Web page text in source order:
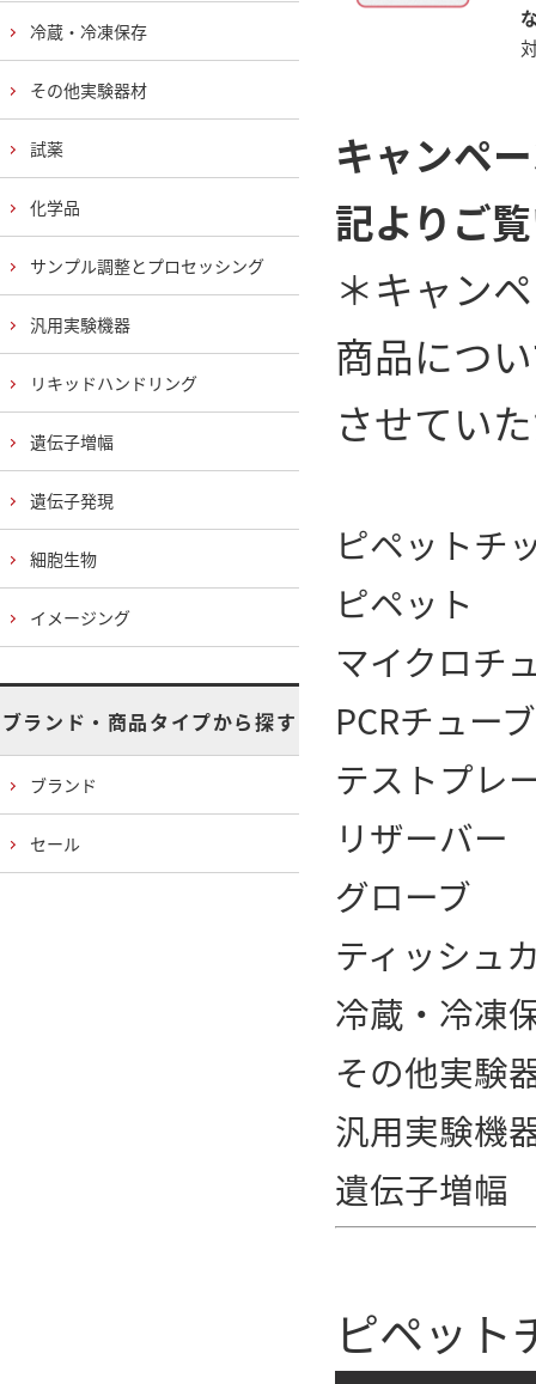
キャンペ
記よりご
＊キャン
商品につ
させてい
ピペットチ
ピペット
マイクロチ
PCRチュー
テストプレ
リザーバー
グローブ
ティッシュ
冷蔵・冷凍
その他実験
汎用実験機
遺伝子増幅
ピペット
冷蔵・冷凍保存
その他実験器材
試薬
化学品
サンプル調整とプロセッシング
汎用実験機器
リキッドハンドリング
遺伝子増幅
遺伝子発現
細胞生物
イメージング
ブランド・商品タイプから探す
ブランド
セール